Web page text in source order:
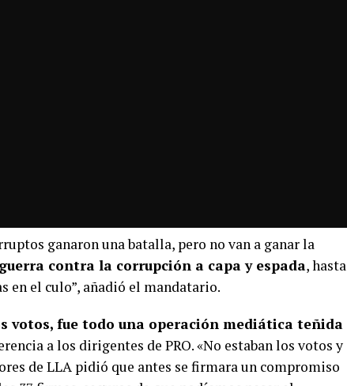
ganaron una batalla, pero no van a ganar la
contra la corrupción a capa y espada, hasta
en el culo”, añadió el mandatario.
votos, fue todo una operación mediática teñida
a los dirigentes de PRO. «No estaban los votos y
de LLA pidió que antes se firmara un compromiso